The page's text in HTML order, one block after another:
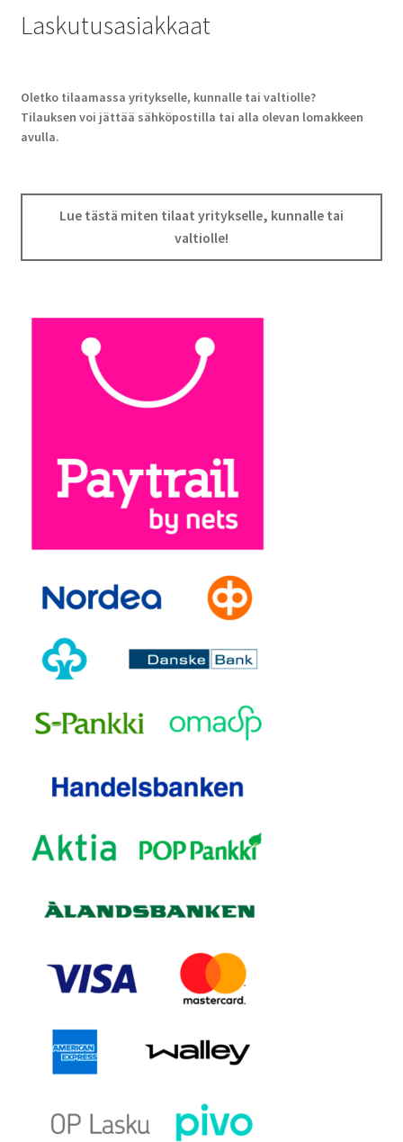
Laskutusasiakkaat
Oletko tilaamassa yritykselle, kunnalle tai valtiolle?
Tilauksen voi jättää sähköpostilla tai alla olevan lomakkeen
avulla.
Lue tästä miten tilaat yritykselle, kunnalle tai
valtiolle!